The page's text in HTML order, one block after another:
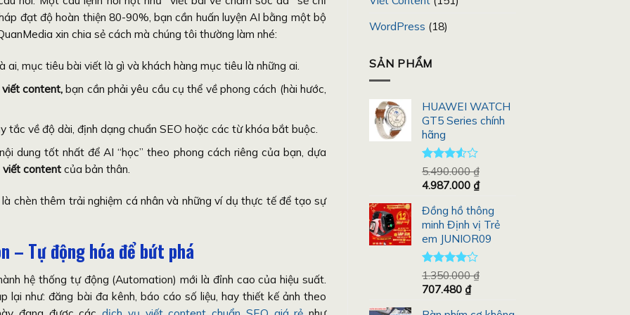
đạt độ hoàn thiện 80-90%, bạn cần huấn luyện AI bằng một bộ
xin chia sẻ cách mà chúng tôi thường làm nhé:
mục tiêu bài viết là gì và khách hàng mục tiêu là những ai.
viết content,bạn cần phải yêu cầu cụ thể về phong cách (hài hước,
tắc về độ dài, định dạng chuẩn SEO hoặc các từ khóa bắt buộc.
dung tốt nhất để AI “học” theo phong cách riêng của bạn, dựa
viết contentcủa bản thân.
chèn thêm trải nghiệm cá nhân và những ví dụ thực tế để tạo sự
– Tự động hóa để bứt phá
hệ thống tự động (Automation) mới là đỉnh cao của hiệu suất.
lại như: đăng bài đa kênh, báo cáo số liệu, hay thiết kế ảnh theo
WordPress (18)
SẢN PHẨM
HUAWEI WATCH
GT5 Series chính
hãng
Được
xếp
hạng
3.50
5
sao
5.490.000₫
Giá
là:
5.490.000 ₫.
4.987.000 ₫Giá
tại
là:
4.987.000 ₫.
Đồng hồ thông
minh Định vị Trẻ
em JUNIOR09
Được
xếp hạng
4.005
sao
1.350.000₫
Giá
707.480 ₫Giá